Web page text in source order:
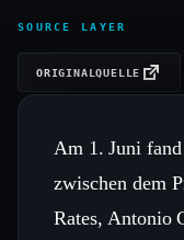
SOURCE LAYER
ORIGINALQUELLE
Am 1. Juni
zwischen dem
Rates, Antonio